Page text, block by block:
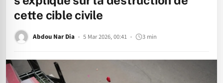
cette cible civile
Abdou Nar Dia 5 Mar 2026, 00:41 3 min